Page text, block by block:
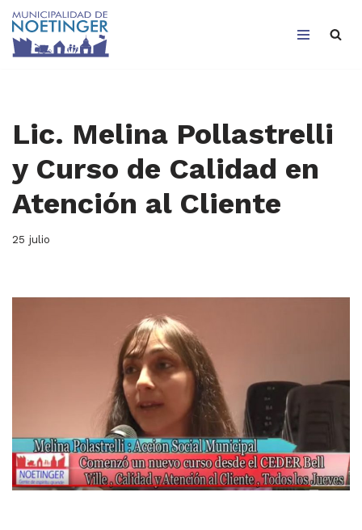
Saltar
Lic. Melina Pollastrelli
y Curso de Calidad en
Atención al Cliente
25 julio